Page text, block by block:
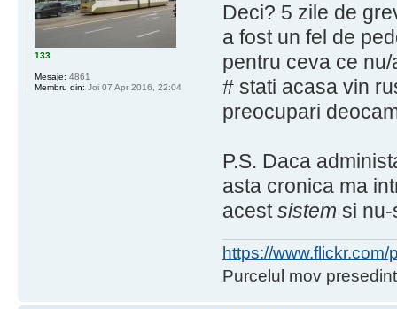
Deci? 5 zile de
a fost un fel de
pentru ceva ce
# stati acasa vin
preocupari
P.S. Daca
asta cronica ma
acestsistem si
https://
Purcelul mov
133
Mesaje: 4861
Membru din: Joi 07 Apr 2016, 22:04